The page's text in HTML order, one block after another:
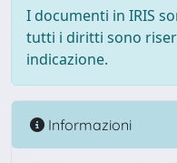
I documenti in IRIS
tutti i diritti sono
indicazione.
Informazioni